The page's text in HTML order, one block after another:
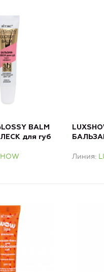
BALM
для губ
VOLUME
Линия